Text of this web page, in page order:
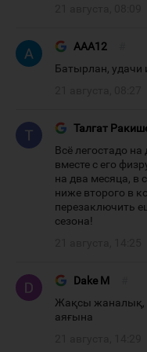
AAA12
Батырлан, удачи
Талгат
Всё легостадо
вместе с его
на два месяца, в
ниже второго в
перезаключить
сезона!
Dake M
Жақсы жаналық,
аяғына